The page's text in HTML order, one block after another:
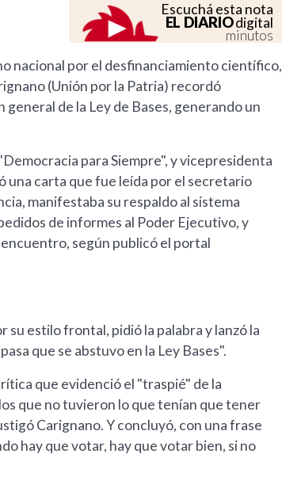
Escuchá esta nota
EL DIARIOdigital
minutos
nacional por el desfinanciamiento científico,
(Unión por la Patria) recordó
de la Ley de Bases, generando un
para Siempre", y vicepresidenta
una carta que fue leída por el secretario
manifestaba su respaldo al sistema
de informes al Poder Ejecutivo, y
según publicó el portal
su estilo frontal, pidió la palabra y lanzó la
que se abstuvo en la Ley Bases".
que evidenció el "traspié" de la
que no tuvieron lo que tenían que tener
Carignano. Y concluyó, con una frase
hay que votar, hay que votar bien, si no